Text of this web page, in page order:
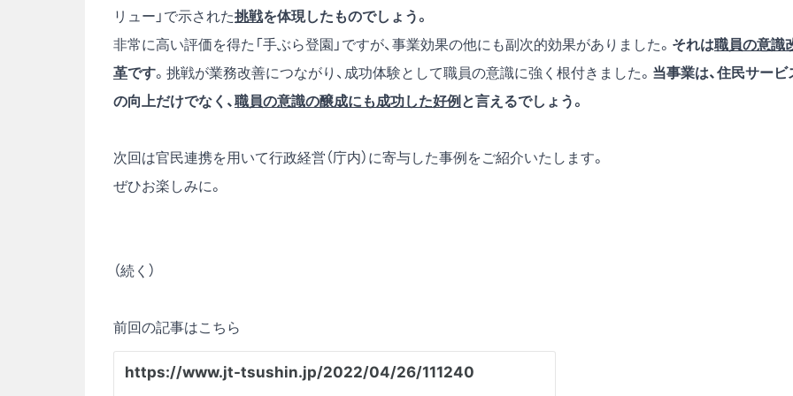
リュー」で示された挑戦を体現したものでしょう。
非常に高い評価を得た「手ぶら登園」ですが、事業効果の他にも副次的効果がありました。 それは職員の意識
革です。挑戦が業務改善につながり、成功体験として職員の意識に強く根付きました。 当事業は、住民サービ
の向上だけでなく、 職員の意識の醸成にも成功した好例 と言えるでしょう。
次回は官民連携を用いて行政経営（庁内）に寄与した事例をご紹介いたします。
ぜひお楽しみに。
（続く）
前回の記事はこちら